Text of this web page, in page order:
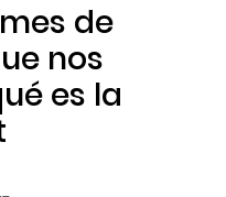
de
nos
es la